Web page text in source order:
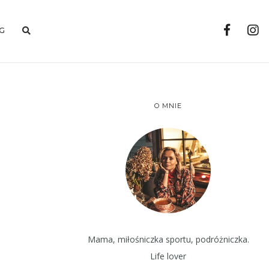
O MNIE
Mama, miłośniczka sportu, podróżniczka.
Life lover